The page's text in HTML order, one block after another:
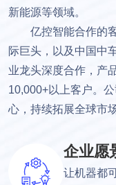
新能源等领域。
亿控智能合作的
际巨头，以及中国中
业龙头深度合作，产
10,000+以上客户。
心，持续拓展全球市
企业愿
让机器都